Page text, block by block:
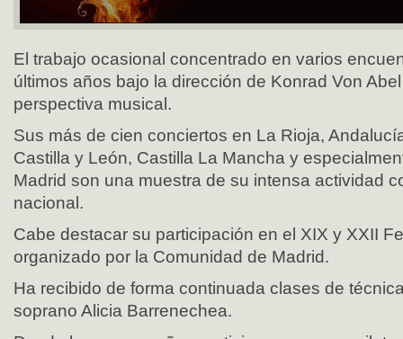
El trabajo ocasional concentrado en varios
últimos años bajo la dirección de Konrad Von
perspectiva musical.
Sus más de cien conciertos en La Rioja,
Castilla y León, Castilla La Mancha y
Madrid son una muestra de su intensa actividad
nacional.
Cabe destacar su participación en el XIX y XXII
organizado por la Comunidad de Madrid.
Ha recibido de forma continuada clases de
soprano Alicia Barrenechea.